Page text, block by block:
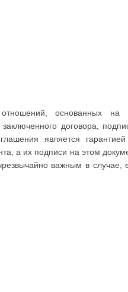
основанных на
договора,
является
а их подписи на этом
важным в случае,